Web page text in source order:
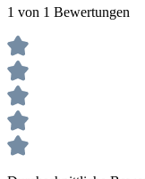
1 von 1 Bewertungen